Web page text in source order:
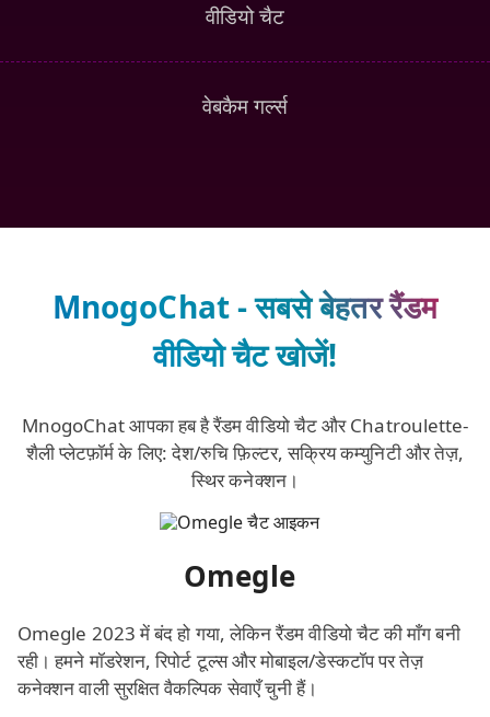
वीडियो चैट
वेबकैम गर्ल्स
MnogoChat - सबसे बेहतर रैंडम
वीडियो चैट खोजें!
MnogoChat आपका हब है रैंडम वीडियो चैट और Chatroulette-
शैली प्लेटफ़ॉर्म के लिए: देश/रुचि फ़िल्टर, सक्रिय कम्युनिटी और तेज़,
स्थिर कनेक्शन।
Omegle
Omegle 2023 में बंद हो गया, लेकिन रैंडम वीडियो चैट की माँग बनी
रही। हमने मॉडरेशन, रिपोर्ट टूल्स और मोबाइल/डेस्कटॉप पर तेज़
कनेक्शन वाली सुरक्षित वैकल्पिक सेवाएँ चुनी हैं।